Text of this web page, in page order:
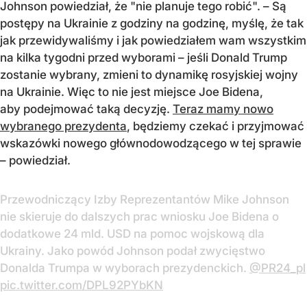
Johnson powiedział, że "nie planuje tego robić". – Są
postępy na Ukrainie z godziny na godzinę, myślę, że tak
jak przewidywaliśmy i jak powiedziałem wam wszystkim
na kilka tygodni przed wyborami – jeśli Donald Trump
zostanie wybrany, zmieni to dynamikę rosyjskiej wojny
na Ukrainie. Więc to nie jest miejsce Joe Bidena,
aby podejmować taką decyzję. Teraz mamy nowo
wybranego prezydenta, będziemy czekać i przyjmować
wskazówki nowego głównodowodzącego w tej sprawie
– powiedział.
Przewodniczący Izby Reprezentantów Mike Johnson
nie skieruje do dalszych prac wniosku Joe Bidena o
dodatkowe 24 mld. USD na pomoc wojskową dla
Ukrainy. Jako powód Johnson podał zwycięstwo
Donalda Trumpa w wyborach prezydenckich. @PR24_pl
pic.twitter.com/DPL92PYbKN